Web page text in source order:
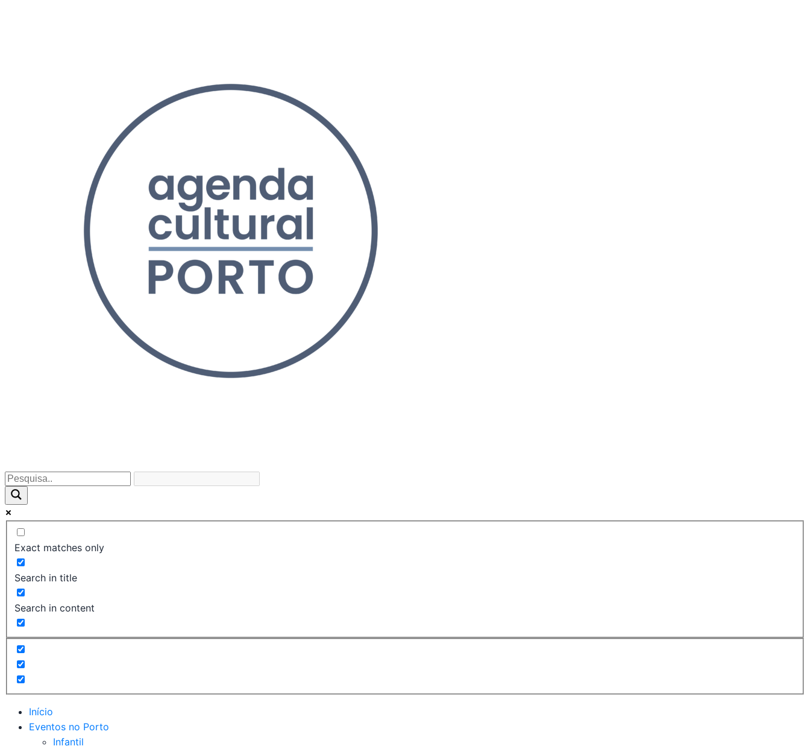
Exact matches only
Search in title
Search in content
Início
Eventos no Porto
Infantil